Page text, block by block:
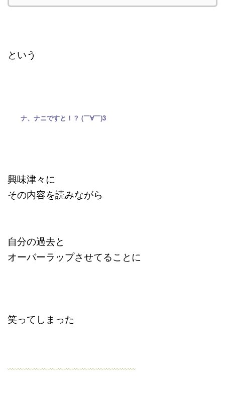
という
ナ、ナニですと！？ (￣∀￣)3
興味津々に
その内容を読みながら
自分の過去と
オーバーラップさせてることに
笑ってしまった
﹏﹏﹏﹏﹏﹏﹏﹏﹏﹏﹏﹏﹏﹏﹏﹏